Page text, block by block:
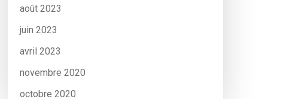
août 2023
juin 2023
avril 2023
novembre 2020
octobre 2020